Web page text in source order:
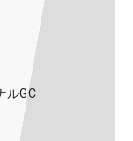
ルGC